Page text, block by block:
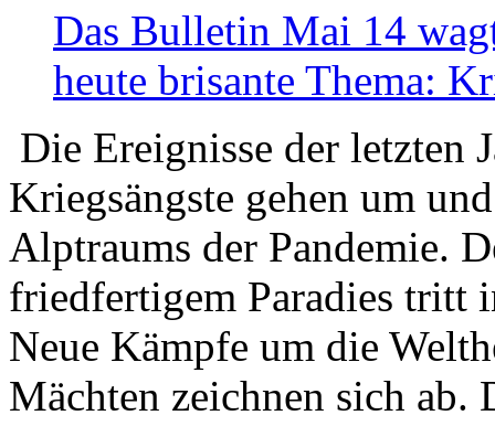
Das Bulletin Mai 14
heute brisante Thema:
Die Ereignisse der letzten
Kriegsängste gehen um
Alptraums der Pandemie.
friedfertigem Paradies tritt
Neue Kämpfe um die
Mächten zeichnen sich